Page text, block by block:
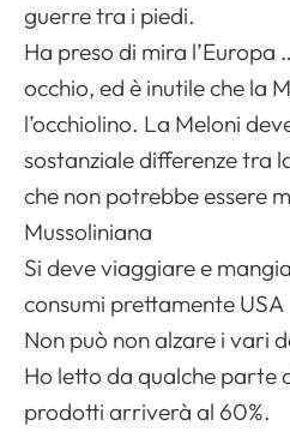
guerre tra i piedi.
Ha preso di mira
occhio, ed è inutile che la
l’occhiolino. La Meloni
sostanziale differenze tra
che non potrebbe essere
Mussoliniana
Si deve viaggiare e
consumi prettamente USA
Non può non alzare i vari
Ho letto da qualche parte
prodotti arriverà al 60%.